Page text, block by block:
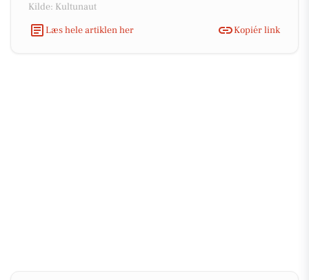
Kilde: Kultunaut
Læs hele artiklen her
Kopiér link